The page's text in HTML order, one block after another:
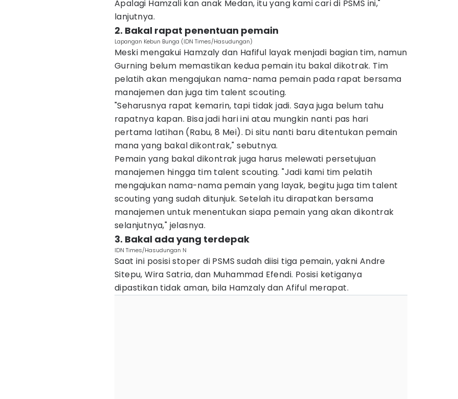
Apalagi Hamzali kan anak Medan, itu yang kami cari di PSMS ini,"
lanjutnya.
2. Bakal rapat penentuan pemain
Lapangan Kebun Bunga (IDN Times/Hasudungan)
Meski mengakui Hamzaly dan Hafiful layak menjadi bagian tim, namun
Gurning belum memastikan kedua pemain itu bakal dikotrak. Tim
pelatih akan mengajukan nama-nama pemain pada rapat bersama
manajemen dan juga tim talent scouting.
"Seharusnya rapat kemarin, tapi tidak jadi. Saya juga belum tahu
rapatnya kapan. Bisa jadi hari ini atau mungkin nanti pas hari
pertama latihan (Rabu, 8 Mei). Di situ nanti baru ditentukan pemain
mana yang bakal dikontrak," sebutnya.
Pemain yang bakal dikontrak juga harus melewati persetujuan
manajemen hingga tim talent scouting. "Jadi kami tim pelatih
mengajukan nama-nama pemain yang layak, begitu juga tim talent
scouting yang sudah ditunjuk. Setelah itu dirapatkan bersama
manajemen untuk menentukan siapa pemain yang akan dikontrak
selanjutnya," jelasnya.
3. Bakal ada yang terdepak
IDN Times/Hasudungan N
Saat ini posisi stoper di PSMS sudah diisi tiga pemain, yakni Andre
Sitepu, Wira Satria, dan Muhammad Efendi. Posisi ketiganya
dipastikan tidak aman, bila Hamzaly dan Afiful merapat.